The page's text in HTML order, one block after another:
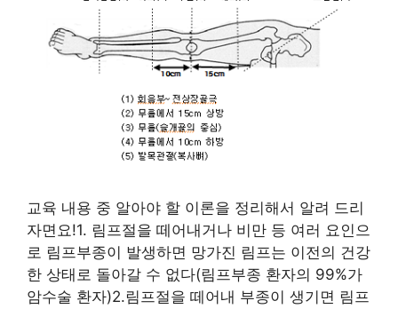
교육 내용 중 알아야 할 이론을 정리해서 알려 드리
자면요!1. 림프절을 떼어내거나 비만 등 여러 요인으
로 림프부종이 발생하면 망가진 림프는 이전의 건강
한 상태로 돌아갈 수 없다(림프부종 환자의 99%가
암수술 환자)2.림프절을 떼어내 부종이 생기면 림프